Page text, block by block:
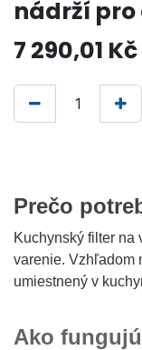
nádrží
7 290,01 Kč
Prečo
Kuchynský filter na
varenie. Vzhľadom
umiestnený v
Ako